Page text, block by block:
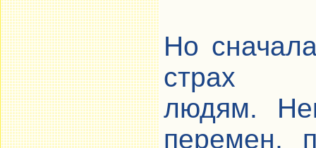
Но
страх
людям.
перемен,